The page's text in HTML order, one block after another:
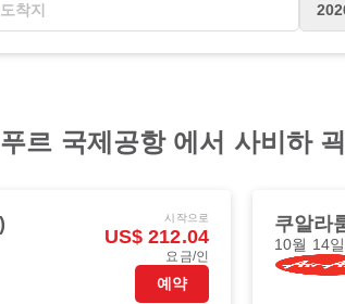
르 국제공항 에서 사비하
시작으로
US$ 212.04
요금/인
예약
쿠알라
10월 14